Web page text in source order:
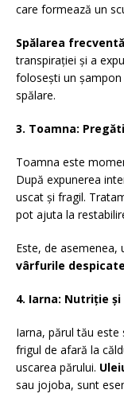
care formează un
Spălarea frecventă
transpirației și a
folosești un șampon
spălare.
3. Toamna:
Toamna este
După expunerea
uscat și fragil.
pot ajuta la
Este, de
vârfurile despicate
4. Iarna: Nutriție
Iarna, părul tău
frigul de afară la
uscarea părului.
sau jojoba, sunt